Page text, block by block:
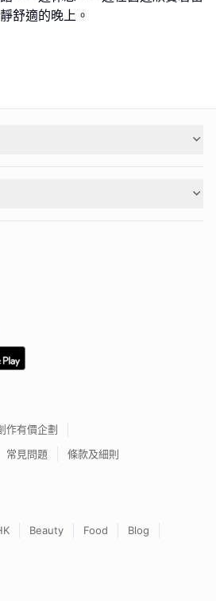
作有價企劃
常見問題 條款及細則
Beauty Food
Blog